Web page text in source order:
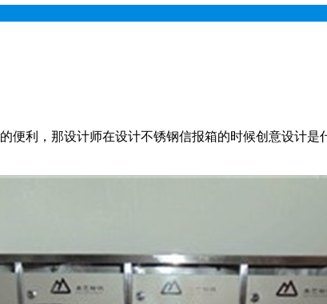
便利，那设计师在设计不锈钢信报箱的时候创意设计是